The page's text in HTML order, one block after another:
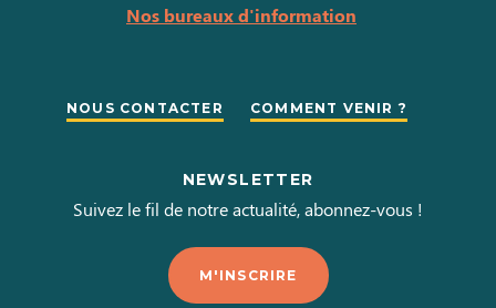
Nos bureaux d'information
NOUS CONTACTER COMMENT VENIR ?
NEWSLETTER
Suivez le fil de notre actualité, abonnez-vous !
M'INSCRIRE